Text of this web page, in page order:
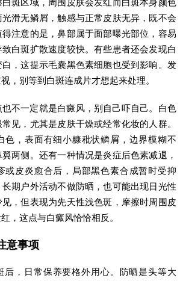
斑区域，周围皮肤会发红而白斑本身颜色
滑无鳞屑，触感与正常皮肤无异，既不会
注意的是，鼻部属于面部曝光部位，容易
白斑扩散速度较快。有些患者还会发现白
，这提示毛囊黑色素细胞也受到影响。发
，别等到白斑连成片才想起来处理。
不一定就是白癜风，别自己吓自己。白色
见，尤其是皮肤干燥或经常化妆的人群。
色，表面有细小糠秕状鳞屑，边界模糊不
两侧。还有一种情况是炎症后色素减退，
或皮炎愈合后，局部黑色素合成暂时受抑
期户外活动不做防晒，也可能出现日光性
，但表现为先天性浅色斑，摩擦时周围皮
，这点与白癜风恰恰相反。
意事项
后，日常保养要格外用心。防晒是头等大